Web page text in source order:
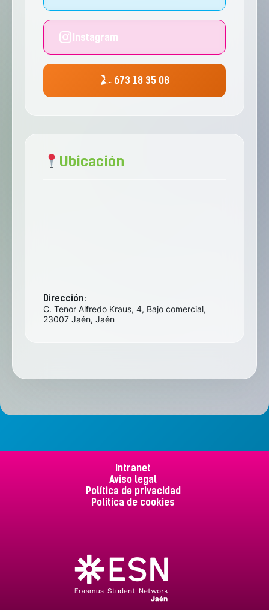
Instagram
673 18 35 08
Ubicación
Dirección:
C. Tenor Alfredo Kraus, 4, Bajo comercial,
23007 Jaén, Jaén
Intranet
Aviso legal
Política de privacidad
Política de cookies